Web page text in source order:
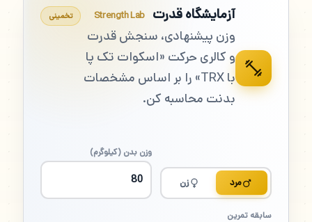
آزمایشگاه قدرت Strength Lab
وزن پیشنهادی، سنجش قدرت
و کالری حرکت «اسکوات تک پا
با TRX» را بر اساس مشخصات
بدنت محاسبه کن.
تخمینی
مرد زن
وزن بدن (کیلوگرم)
سابقه تمرین